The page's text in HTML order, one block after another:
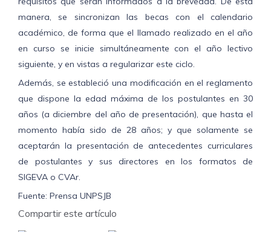
manera, se sincronizan las becas con el calendario
académico, de forma que el llamado realizado en el año
en curso se inicie simultáneamente con el año lectivo
siguiente, y en vistas a regularizar este ciclo.
Además, se estableció una modificación en el reglamento
que dispone la edad máxima de los postulantes en 30
años (a diciembre del año de presentación), que hasta el
momento había sido de 28 años; y que solamente se
aceptarán la presentación de antecedentes curriculares
de postulantes y sus directores en los formatos de
SIGEVA o CVAr.
Fuente: Prensa UNPSJB
Compartir este artículo